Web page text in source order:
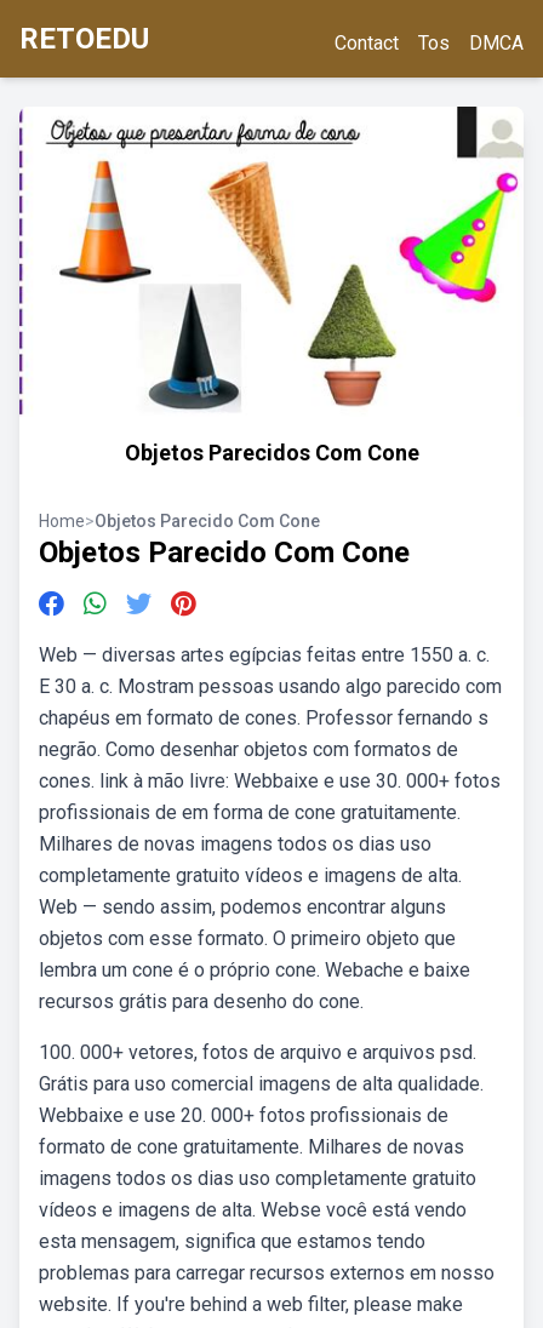
RETOEDU Contact Tos DMCA
Objetos Parecidos Com Cone
Home>Objetos Parecido Com Cone
Objetos Parecido Com Cone
Web — diversas artes egípcias feitas entre 1550 a. c.
E 30 a. c. Mostram pessoas usando algo parecido com
chapéus em formato de cones. Professor fernando s
negrão. Como desenhar objetos com formatos de
cones. link à mão livre: Webbaixe e use 30. 000+ fotos
profissionais de em forma de cone gratuitamente.
Milhares de novas imagens todos os dias uso
completamente gratuito vídeos e imagens de alta.
Web — sendo assim, podemos encontrar alguns
objetos com esse formato. O primeiro objeto que
lembra um cone é o próprio cone. Webache e baixe
recursos grátis para desenho do cone.
100. 000+ vetores, fotos de arquivo e arquivos psd.
Grátis para uso comercial imagens de alta qualidade.
Webbaixe e use 20. 000+ fotos profissionais de
formato de cone gratuitamente. Milhares de novas
imagens todos os dias uso completamente gratuito
vídeos e imagens de alta. Webse você está vendo
esta mensagem, significa que estamos tendo
problemas para carregar recursos externos em nosso
website. If you're behind a web filter, please make